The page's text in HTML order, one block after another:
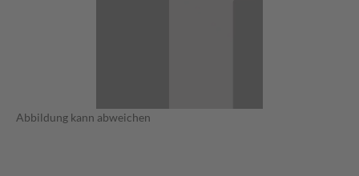
Abbildung kann abweichen